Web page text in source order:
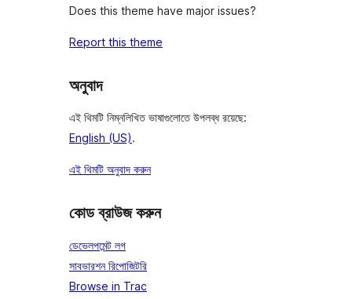
Does this theme have major issues?
Report this theme
অনুবাদ
এই থিমটি নিম্নলিখিত ভাষাগুলোতে উপলব্ধ রয়েছে:
English (US).
এই থিমটি অনুবাদ করুন
কোড ব্রাউজ করুন
ডেভেলপমেন্ট লগ
সাবভারশন রিপোজিটরি
Browse in Trac